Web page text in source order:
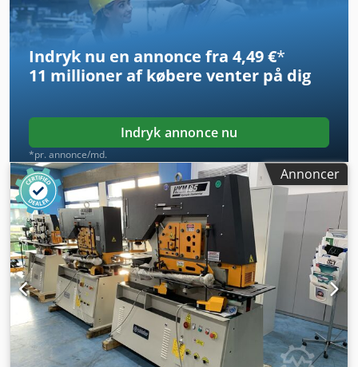
7,0 mm Dodpswrkcysfx Ah Dock eller rektangulært: 70 mm
i 6,0 mm Udragningsarm: 750 mm med -fodkontakt
Indryk nu en annonce fra 4,49 €*
11 millioner af købere venter på dig
Indryk annonce nu
*pr. annonce/md.
Annoncer